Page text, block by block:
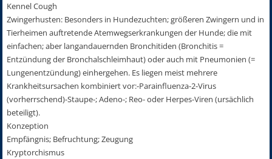
Kennel Cough
Zwingerhusten: Besonders in Hundezuchten; größeren Zwingern und in
Tierheimen auftretende Atemwegserkrankungen der Hunde; die mit
einfachen; aber langandauernden Bronchitiden (Bronchitis =
Entzündung der Bronchalschleimhaut) oder auch mit Pneumonien (=
Lungenentzündung) einhergehen. Es liegen meist mehrere
Krankheitsursachen kombiniert vor:-Parainfluenza-2-Virus
(vorherrschend)-Staupe-; Adeno-; Reo- oder Herpes-Viren (ursächlich
beteiligt).
Konzeption
Empfängnis; Befruchtung; Zeugung
Kryptorchismus